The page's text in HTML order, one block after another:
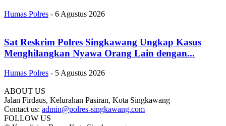
Humas Polres - 6 Agustus 2026
Sat Reskrim Polres Singkawang Ungkap Kasus
Menghilangkan Nyawa Orang Lain dengan...
Humas Polres - 5 Agustus 2026
ABOUT US
Jalan Firdaus, Kelurahan Pasiran, Kota Singkawang
Contact us: admin@polres-singkawang.com
FOLLOW US